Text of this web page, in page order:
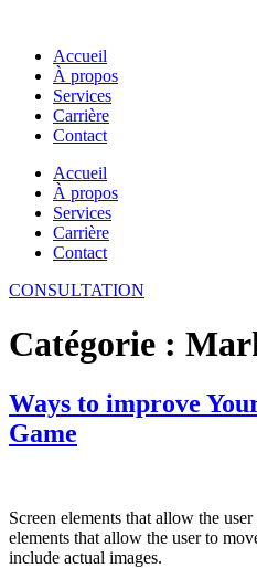
Accueil
À propos
Services
Carrière
Contact
Accueil
À propos
Services
Carrière
Contact
CONSULTATION
Catégorie :
Ways to improve
Game
Screen elements that allow the
elements that allow the user to
include actual images.